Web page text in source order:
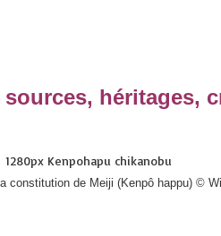
sources, héritages,
constitution de Meiji (Kenpô happu) ©